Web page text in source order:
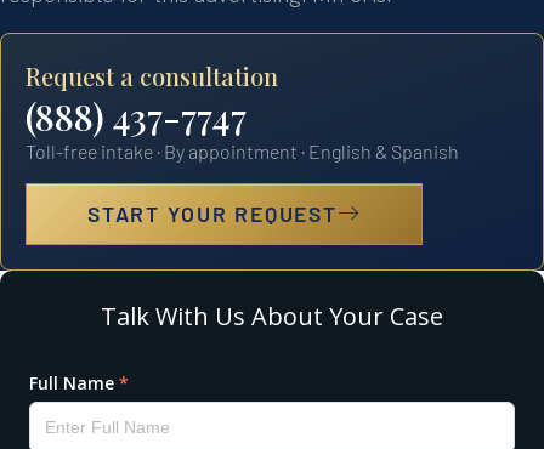
Request a consultation
(888) 437-7747
Toll-free intake · By appointment · English & Spanish
START YOUR REQUEST